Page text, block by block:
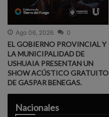
Ago 06, 2026 0
EL GOBIERNO PROVINCIAL Y
LA MUNICIPALIDAD DE
USHUAIA PRESENTAN UN
SHOW ACÚSTICO GRATUITO
DE GASPAR BENEGAS.
Nacionales